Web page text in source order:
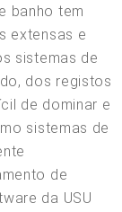
banho tem
extensas e
sistemas de
dos registos
de dominar e
sistemas de
de
da USU